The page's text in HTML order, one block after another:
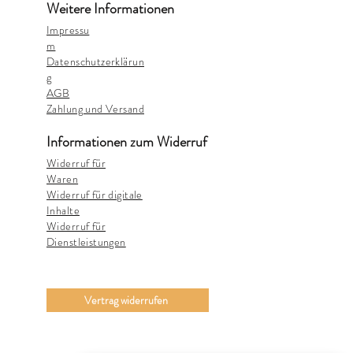
Weitere Informationen
Impressu
m
Datenschutzerklärun
g
AGB
Zahlung und Versand
Informationen zum Widerruf
Widerruf für
Waren
Widerruf für digitale
Inhalte
Widerruf für
Dienstleistungen
Vertrag widerrufen